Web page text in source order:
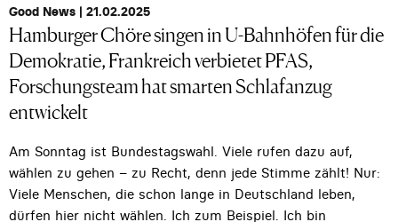
Good News | 21.02.2025
Hamburger Chöre singen in U-Bahnhöfen für die
Demokratie, Frankreich verbietet PFAS,
Forschungsteam hat smarten Schlafanzug
entwickelt
Am Sonntag ist Bundestagswahl. Viele rufen dazu auf,
wählen zu gehen – zu Recht, denn jede Stimme zählt! Nur:
Viele Menschen, die schon lange in Deutschland leben,
dürfen hier nicht wählen. Ich zum Beispiel. Ich bin